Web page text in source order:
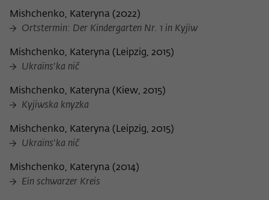
Mishchenko, Kateryna (2022)
Ortstermin: Der Kindergarten Nr. 1 in Kyjiw
Mishchenko, Kateryna ( Leipzig, 2015)
Ukraïnsʹka nič
Mishchenko, Kateryna ( Kiew, 2015)
Kyjiwska knyzka
Mishchenko, Kateryna ( Leipzig, 2015)
Ukraïnsʹka nič
Mishchenko, Kateryna (2014)
Ein schwarzer Kreis